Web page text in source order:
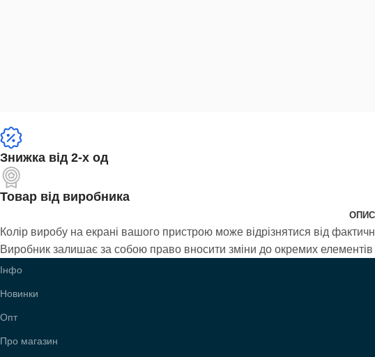
Знижка від 2-х од
Товар від виробника
ОПИС
Колір виробу на екрані вашого пристрою може відрізнятися від
Виробник залишає за собою право вносити зміни до окремих елементів
Інфо
Новинки
Опт
Про магазин